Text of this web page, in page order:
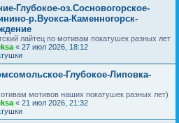
Глубокое-оз.Сосновогорское-
р.Вуокса-Каменногорск-
лайтец по мотивам покатушек разных лет
« 27 июл 2026, 18:12
Глубокое-Липовка-
мотивов наших покатушек разных лет)
« 21 июл 2026, 21:32